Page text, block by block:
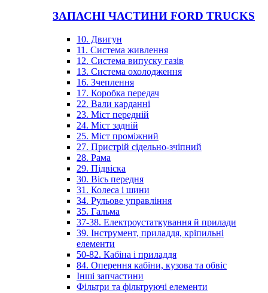
ЗАПАСНІ ЧАСТИНИ FORD TRUCKS
10. Двигун
11. Система живлення
12. Система випуску газів
13. Система охолодження
16. Зчеплення
17. Коробка передач
22. Вали карданні
23. Міст передній
24. Міст задній
25. Міст проміжний
27. Пристрій сідельно-зчіпний
28. Рама
29. Підвіска
30. Вісь передня
31. Колеса і шини
34. Рульове управління
35. Гальма
37-38. Електроустаткування й прилади
39. Інструмент, приладдя, кріпильні
елементи
50-82. Кабіна і приладдя
84. Оперення кабіни, кузова та обвіс
Інші запчастини
Фільтри та фільтруючі елементи